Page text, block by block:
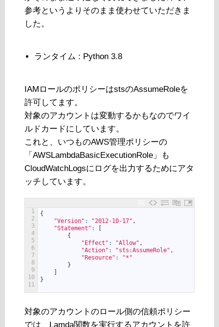
参考というよりそのまま使わせていただきま
した。
ランタイム : Python 3.8
IAMロールのポリシーはstsのAssumeRoleを
許可してます。
対象のアカウントは変動するかもなのでワイ
ルドカードにしています。
これと、いつものAWS管理ポリシーの
「AWSLambdaBasicExecutionRole」も
CloudWatchLogsにログを出力するためにアタ
ッチしています。
1
2
3
4
5
6
7
8
9
10
11
{
"Version" : "2012-10-17" ,
"Statement" :
[
{
"Effect" : "Allow" ,
"Action" : "sts:AssumeRole" ,
"Resource" :
"*"
}
]
}
対象のアカウントのロール側の信頼ポリシー
では、Lamda関数を実行するアカウントを許